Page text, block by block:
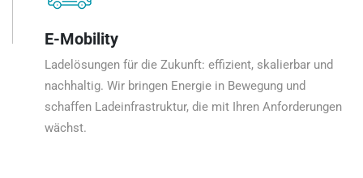
E-Mobility
Ladelösungen für die Zukunft: effizient, skalierbar und
nachhaltig. Wir bringen Energie in Bewegung und
schaffen Ladeinfrastruktur, die mit Ihren Anforderungen
wächst.